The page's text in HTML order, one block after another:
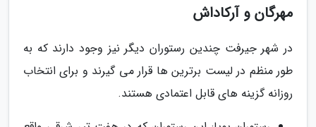
مهرگان و آرکاداش
در شهر جیرفت چندین رستوران دیگر نیز وجود دارند که به
طور منظم در لیست برترین ها قرار می گیرند و برای انتخاب
روزانه گزینه های قابل اعتمادی هستند.